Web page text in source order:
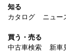
知る
カタログ
ニュー
買う・売る
中古車検索
新車